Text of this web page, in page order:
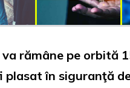
rămâne pe orbită
plasat în siguranţă